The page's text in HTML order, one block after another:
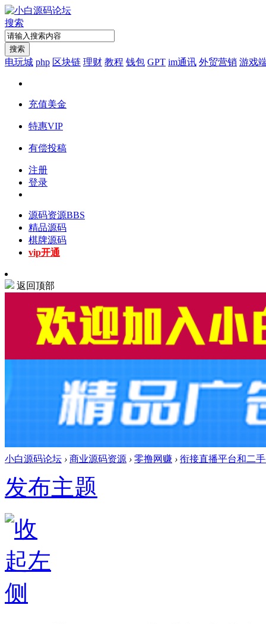
搜索
搜索
电玩城 php 区块链 理财 教程 钱包 GPT im通讯 外贸营销 游戏
充值美金
特惠VIP
有偿投稿
注册
登录
源码资源BBS
精品源码
棋牌源码
vip开通
返回顶部
小白源码论坛 › 商业源码资源 › 零撸网赚 › 衔接直播平台和二
发布主题